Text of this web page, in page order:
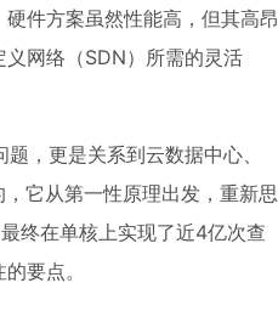
件方案虽然性能高，但其高昂
网络（SDN）所需的灵活
，更是关系到云数据中心、
它从第一性原理出发，重新思
终在单核上实现了近4亿次查
要点。